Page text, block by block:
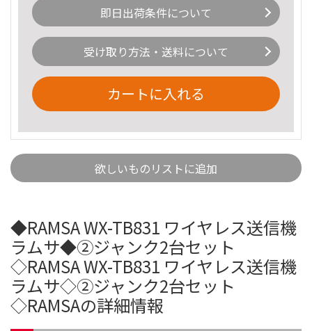
即日出荷条件について
受け取り方法・送料について
カートに入れる
欲しいものリストに追加
◆RAMSA WX-TB831 ワイヤレス送信機
ラムサ◆②ジャンク2台セット
◇RAMSA WX-TB831 ワイヤレス送信機
ラムサ◇②ジャンク2台セット
◇RAMSAの詳細情報